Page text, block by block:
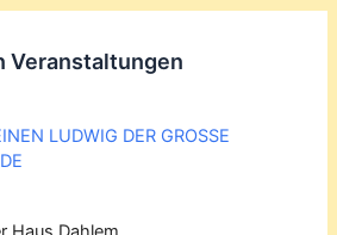
Veranstaltungen
LUDWIG DER GROSSE